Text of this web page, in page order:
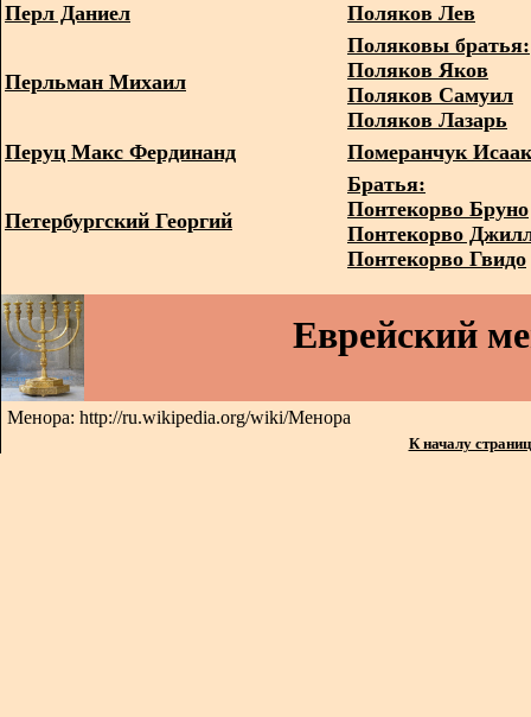
Перл Даниел
Поляков Лев
Перльман Михаил
Поляковы братья:
Поляков Яков
Поляков Самуил
Поляков Лазарь
Перуц Макс Фердинанд
Померанчук Исаак
Петербургский Георгий
Братья:
Понтекорво Бруно
Понтекорво
Понтекорво Гвидо
Еврейский
Менора: http://ru.wikipedia.org/wiki/Менора
К началу